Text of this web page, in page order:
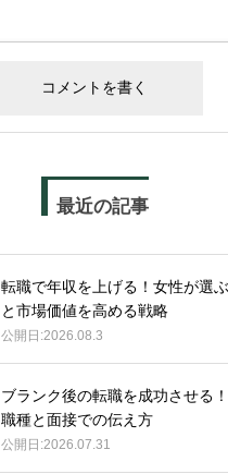
最近の記事
転職で年収を上げる！女性が選
と市場価値を高める戦略
2026.08.3
ブランク後の転職を成功させる
職種と面接での伝え方
2026.07.31